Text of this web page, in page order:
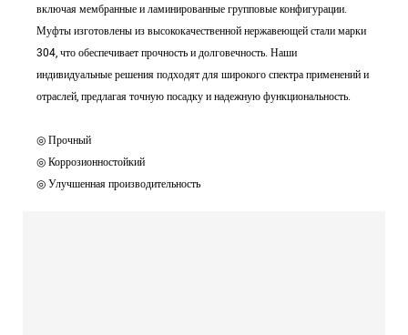
включая мембранные и ламинированные групповые конфигурации.
Муфты изготовлены из высококачественной нержавеющей стали марки
304, что обеспечивает прочность и долговечность. Наши
индивидуальные решения подходят для широкого спектра применений и
отраслей, предлагая точную посадку и надежную функциональность.
◎ Прочный
◎ Коррозионностойкий
◎ Улучшенная производительность